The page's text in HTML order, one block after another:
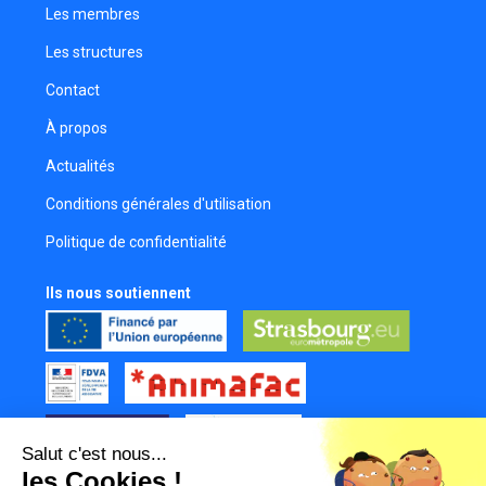
Réalisateur
Marco Stuppy
Elise Marie
Comédienne
Yann Kerdoncuff
Réalisateur
Christophe Rouag
Réalisateur
Ania Gauer
Comédienne
Lucía Lobo
Réalisatrice
Sylvain Urban
Comédien
Les membres
Les structures
Contact
À propos
Actualités
Conditions générales d'utilisation
Politique de confidentialité
Ils nous soutiennent
Salut c'est nous...